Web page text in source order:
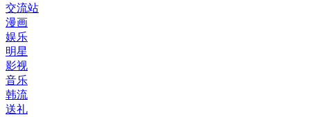
交流站
漫画
娱乐
明星
影视
音乐
韩流
送礼